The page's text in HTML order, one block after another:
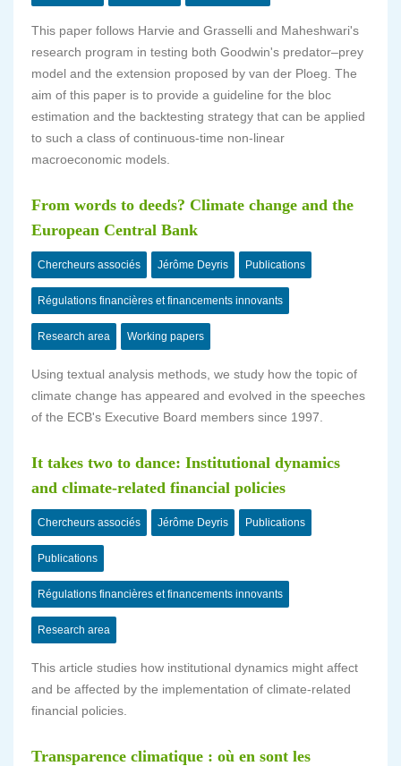
This paper follows Harvie and Grasselli and Maheshwari's
research program in testing both Goodwin's predator–prey
model and the extension proposed by van der Ploeg. The
aim of this paper is to provide a guideline for the bloc
estimation and the backtesting strategy that can be applied
to such a class of continuous-time non-linear
macroeconomic models.
From words to deeds? Climate change and the
European Central Bank
Chercheurs associés Jérôme Deyris Publications
Régulations financières et financements innovants
Research area Working papers
Using textual analysis methods, we study how the topic of
climate change has appeared and evolved in the speeches
of the ECB's Executive Board members since 1997.
It takes two to dance: Institutional dynamics
and climate-related financial policies
Chercheurs associés Jérôme Deyris Publications
Publications
Régulations financières et financements innovants
Research area
This article studies how institutional dynamics might affect
and be affected by the implementation of climate-related
financial policies.
Transparence climatique : où en sont les